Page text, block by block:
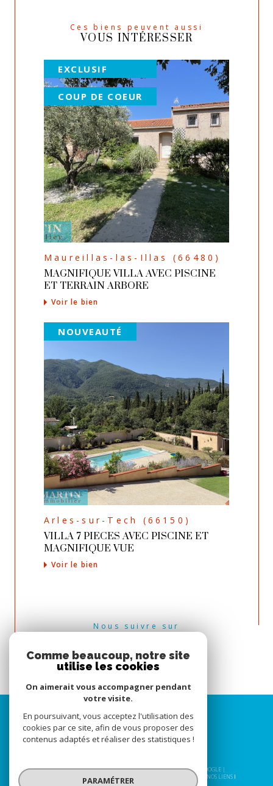
Ces biens peuvent aussi
VOUS INTÉRESSER
EXCLUSIF
COUP DE COEUR
Maureillas-las-Illas (66480)
MAGNIFIQUE VILLA AVEC PISCINE
ET TERRAIN ARBORE
Voir le bien
NOUVEAUTÉ
Arles-sur-Tech (66150)
VILLA 7 PIECES AVEC PISCINE ET
MAGNIFIQUE VUE
Voir le bien
Nous suivre sur
© 2026 | TOUS DROITS RÉSERVÉS | TRADUCTION POWERED BY GOOGLE |
NOS HONORAIRES
PLAN DU SITE MENTIONS LÉGALES ADMIN
NOS LIENS
POLITIQUE RGPD
Comme beaucoup, notre site
utilise les cookies
On aimerait vous accompagner pendant
votre visite.
En poursuivant, vous acceptez l'utilisation des
cookies par ce site, afin de vous proposer des
contenus adaptés et réaliser des statistiques !
PARAMÉTRER